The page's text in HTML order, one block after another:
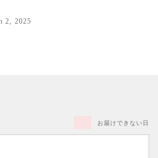
2, 2025
お届けできない日